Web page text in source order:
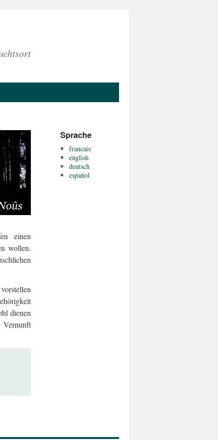
einen
wollen.
dienen
Vernunft
Sprache
francais
english
deutsch
español